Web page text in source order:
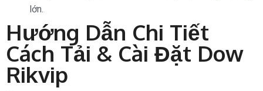
lớn.
Hướng Dẫn Chi Tiết
Cách Tải & Cài Đặt Dow
Rikvip